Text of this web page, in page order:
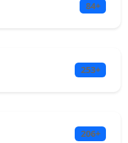
84+
253+
206+